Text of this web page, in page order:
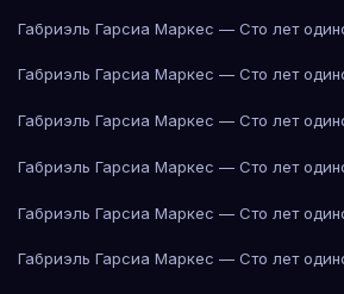
Габриэль Гарсиа Маркес — Сто лет
Габриэль Гарсиа Маркес — Сто лет
Габриэль Гарсиа Маркес — Сто лет
Габриэль Гарсиа Маркес — Сто лет
Габриэль Гарсиа Маркес — Сто лет
Габриэль Гарсиа Маркес — Сто лет